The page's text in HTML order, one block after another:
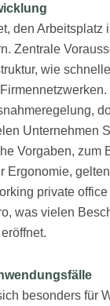
den Arbeitsplatz
Zentrale
wie
Unternehmen
Vorgaben, zum
Ergonomie,
private
was vielen
besonders für